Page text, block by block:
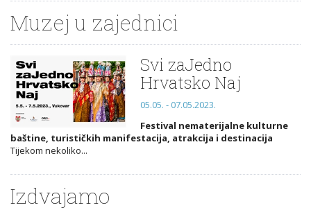
Muzej u zajednici
Svi zaJedno
Hrvatsko Naj
05.05. - 07.05.2023.
Festival nematerijalne kulturne
baštine, turističkih manifestacija, atrakcija i destinacija
Tijekom nekoliko...
Izdvajamo